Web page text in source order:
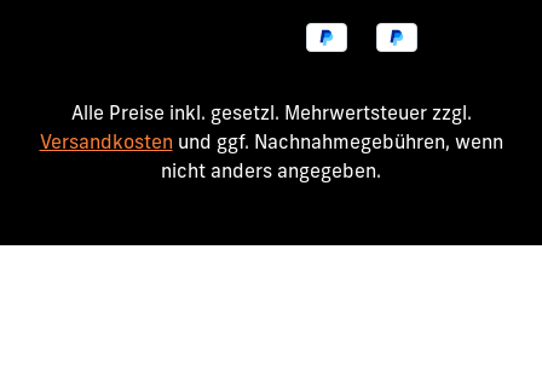
Alle Preise inkl. gesetzl. Mehrwertsteuer zzgl.
Versandkosten und ggf. Nachnahmegebühren, wenn
nicht anders angegeben.